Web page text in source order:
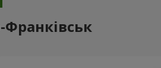
Франківськ